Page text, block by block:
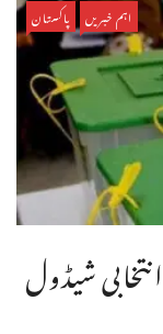
اہم خبریں پاکستان
شیڈول